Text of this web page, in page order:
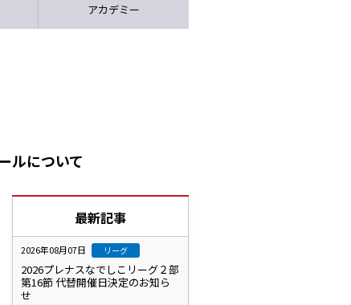
アカデミー
ルについて
最新記事
2026年08月07日 リーグ
2026プレナスなでしこリーグ２部
第16節 代替開催日決定のお知ら
せ